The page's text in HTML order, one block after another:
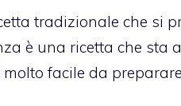
tradizionale che si
è una ricetta che sta
facile da